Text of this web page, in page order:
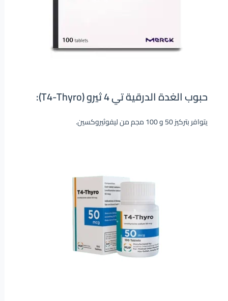
حبوب الغدة الدرقية تي 4 ثيرو (T4-Thyro):
يتوافر بتركيز 50 و 100 مجم من ليفوثيروكسين.